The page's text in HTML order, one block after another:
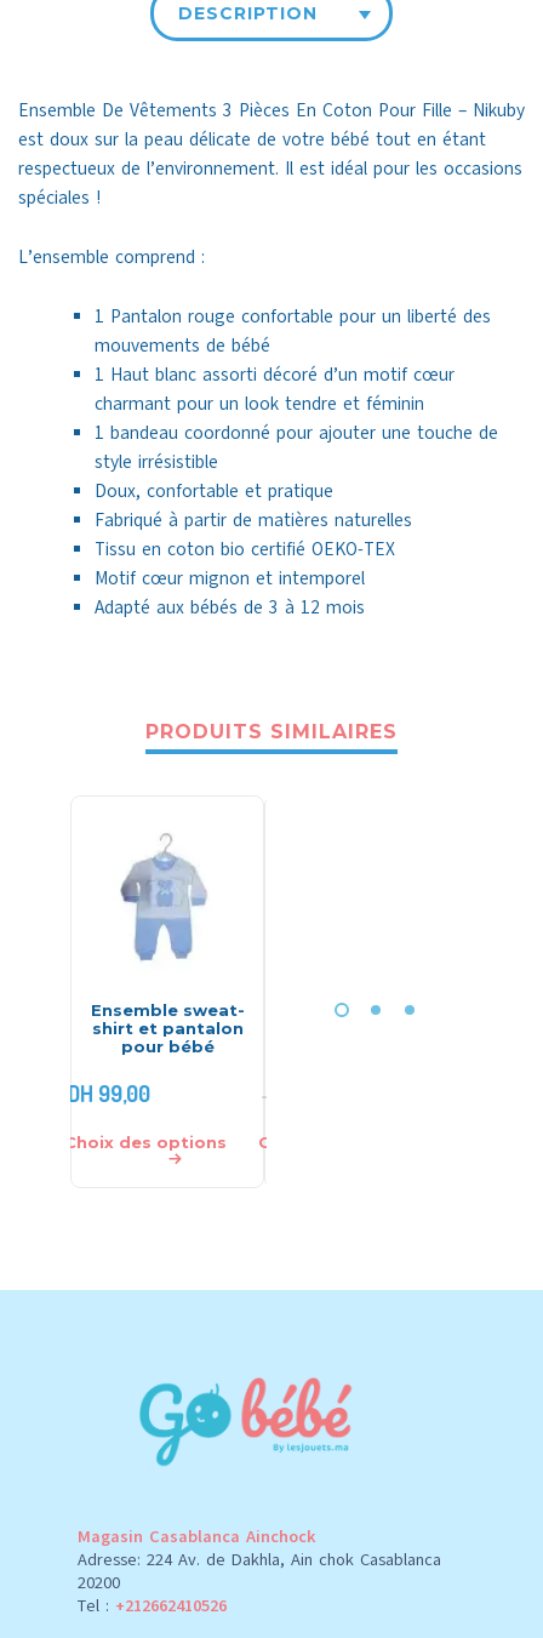
DESCRIPTION
Ensemble De Vêtements 3 Pièces En Coton Pour Fille – Nikuby
est doux sur la peau délicate de votre bébé tout en étant
respectueux de l’environnement. Il est idéal pour les occasions
spéciales !
L’ensemble comprend :
1 Pantalon rouge confortable pour un liberté des
mouvements de bébé
1 Haut blanc assorti décoré d’un motif cœur
charmant pour un look tendre et féminin
1 bandeau coordonné pour ajouter une touche de
style irrésistible
Doux, confortable et pratique
Fabriqué à partir de matières naturelles
Tissu en coton bio certifié OEKO-TEX
Motif cœur mignon et intemporel
Adapté aux bébés de 3 à 12 mois
PRODUITS SIMILAIRES
Ensemble sweat-
shirt et pantalon
pour bébé
DH 99,00
Choix des options
Moufles bébé en
Choix des options
Magasin Casablanca Ainchock
Adresse: 224 Av. de Dakhla, Ain chok Casablanca
20200
Tel : +212662410526